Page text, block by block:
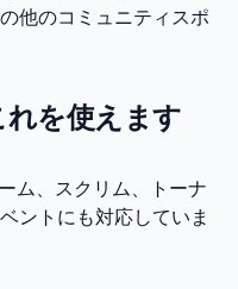
他のコミュニティスポ
を使えます
ム、スクリム、トーナ
ントにも対応していま